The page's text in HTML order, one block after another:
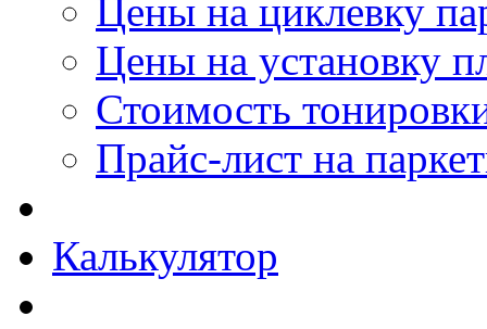
Цены на циклевку
Цены на установку
Стоимость
Прайс-лист на
Калькулятор